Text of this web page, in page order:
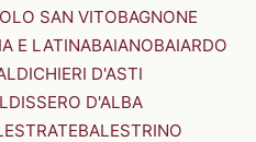
SAN VITOBAGNONE
E LATINABAIANOBAIARDO
D'ASTI
D'ALBA
BALESTRINO